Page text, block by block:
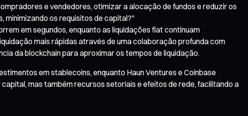
e vendedores, otimizar a alocação de fundos e reduzir os
minimizando os requisitos de capital?"
em segundos, enquanto as liquidações fiat continuam
mais rápidas através de uma colaboração profunda com
da blockchain para aproximar os tempos de liquidação.
em stablecoins, enquanto Haun Ventures e Coinbase
mas também recursos setoriais e efeitos de rede, facilitando a